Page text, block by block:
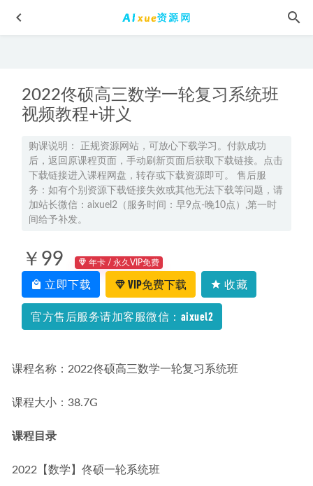
2022佟硕高三数学一轮复习系统班
视频教程+讲义
购课说明： 正规资源网站，可放心下载学习。付款成功
后，返回原课程页面，手动刷新页面后获取下载链接。点击
下载链接进入课程网盘，转存或下载资源即可。 售后服
务：如有个别资源下载链接失效或其他无法下载等问题，请
加站长微信：aixuel2（服务时间：早9点-晚10点）,第一时
间给予补发。
￥99 年卡 / 永久VIP免费
立即下载 VIP免费下载 收藏
官方售后服务请加客服微信：aixuel2
课程名称：2022佟硕高三数学一轮复习系统班
课程大小：38.7G
课程目录
2022【数学】佟硕一轮系统班
曾奇峰的30堂心理课教程，百度网盘打包下载 2022-06-08
高中生物网课教程2023谢一凡高二生物a+班视频教程+课堂笔
记寒假班 2023-03-21
2026年郑梦瑶高三物理高考押题课【密训班】
10-29
高三英语视频教程+课堂笔记复习班名师古蓉蓉高考一轮教
学课程26年暑秋班 2026-02-08